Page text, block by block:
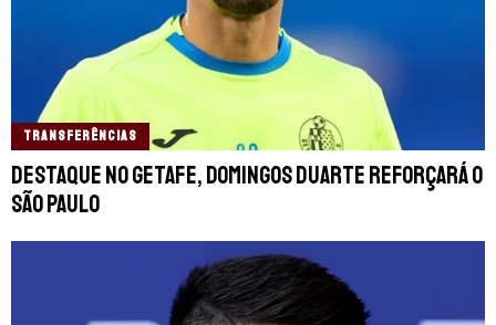
TRANSFERÊNCIAS
Destaque no Getafe, Domingos Duarte reforçará o
São Paulo